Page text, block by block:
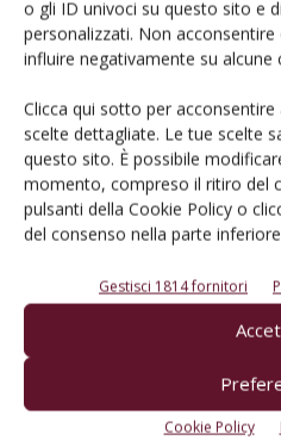
o gli ID univoci su questo sito e
personalizzati. Non
influire negativamente su alcune
Clicca qui sotto per
scelte dettagliate. Le tue scelte
questo sito. È possibile
momento, compreso il ritiro del
pulsanti della Cookie Policy o
del consenso nella parte
Gestisci 1814 fornitori
Cookie Policy
Catalogo
Un modo semplice per
L'Esperto
I consigli di Terra e